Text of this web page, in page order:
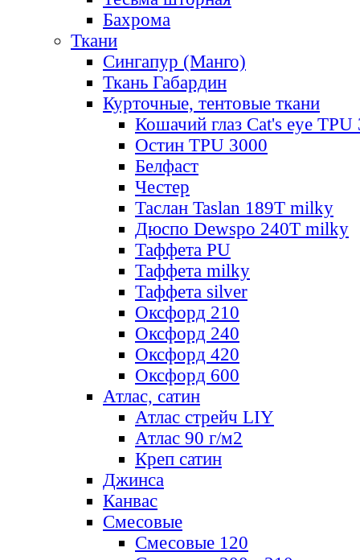
Бахрома
Ткани
Сингапур (Манго)
Ткань Габардин
Курточные, тентовые ткани
Кошачий глаз Cat's eye TPU
Остин TPU 3000
Белфаст
Честер
Таслан Taslan 189T milky
Дюспо Dewspo 240T milky
Таффета PU
Таффета milky
Таффета silver
Оксфорд 210
Оксфорд 240
Оксфорд 420
Оксфорд 600
Атлас, сатин
Атлас стрейч LIY
Атлас 90 г/м2
Креп сатин
Джинса
Канвас
Смесовые
Смесовые 120